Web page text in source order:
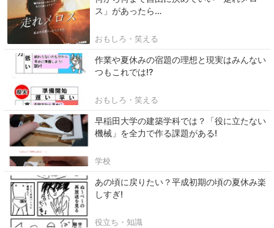
ス」があったら…
おもしろ・笑える
作業や夏休みの宿題の理想と現実はみんない
つもこれでは⁉
おもしろ・笑える
早稲田大学の建築学科では？「役に立たない
機械」を全力で作る課題がある!
学校
あの頃に戻りたい？平成初期の頃の夏休み楽
しすぎ!
役立ち・知識